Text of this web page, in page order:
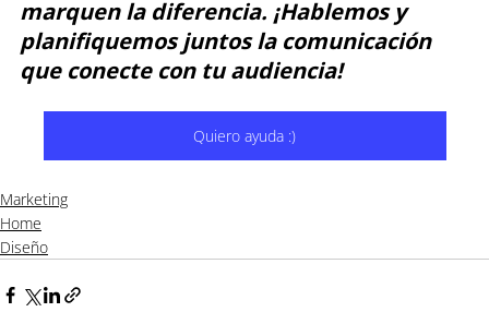
marquen la diferencia. ¡Hablemos y
planifiquemos juntos la comunicación
que conecte con tu audiencia!
Quiero ayuda :)
Marketing
Home
Diseño